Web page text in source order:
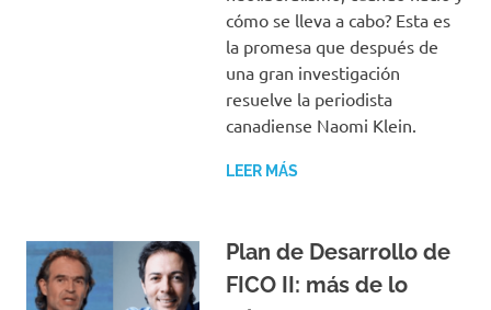
cómo se lleva a cabo? Esta es
la promesa que después de
una gran investigación
resuelve la periodista
canadiense Naomi Klein.
LEER MÁS
Plan de Desarrollo de
FICO II: más de lo